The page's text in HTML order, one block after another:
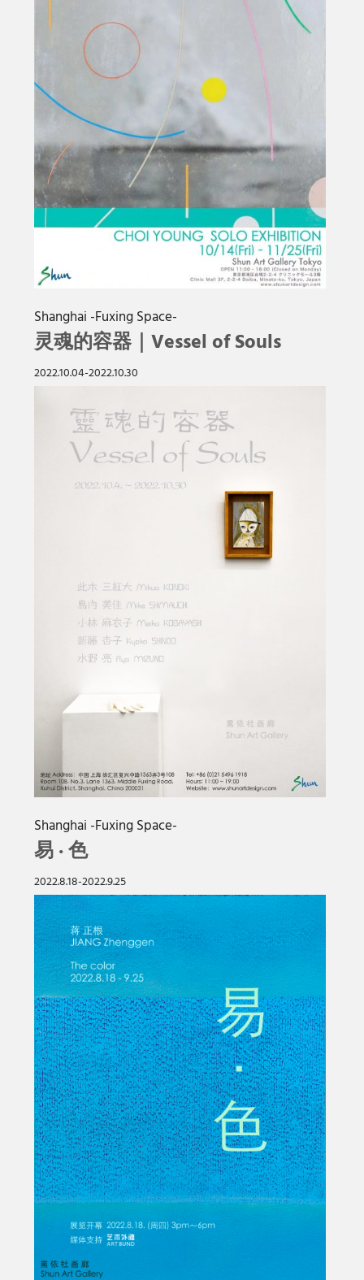
Shanghai -Fuxing Space-
灵魂的容器｜Vessel of Souls
2022.10.04-2022.10.30
Shanghai -Fuxing Space-
易 · 色
2022.8.18-2022.9.25